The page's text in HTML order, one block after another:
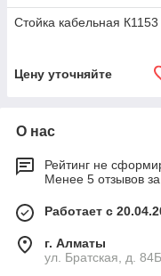
Стойка кабельная К1153
Цену уточняйте
О нас
Рейтинг не
Менее 5 отзывов
Работает с
г. Алматы
ул. Братская, д.